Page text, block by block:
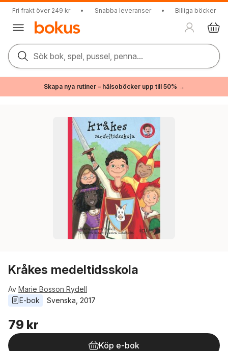
Fri frakt över 249 kr • Snabba leveranser • Billiga böcker
Sök bok, spel, pussel, penna...
Skapa nya rutiner – hälsoböcker upp till 50% →
Kråkes medeltidsskola
Av Marie Bosson Rydell
E-bok
Svenska 2017
79 kr
Köp e-bok